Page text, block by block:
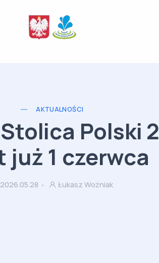
AKTUALNOŚCI
Polski
już 1 czerwca
2026.05.28 Łukasz Woźniak